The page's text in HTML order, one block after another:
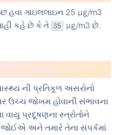
હવા ગાઇલલાઇન 25 µg/m3
કહે છે કે તે 35
µg/m3 છે.
ની પ્રતિકૂળ અસરોનો
ઉચ્ચ જોખમ હોવાની સંભાવના
વાયુ પ્રદૂષણના સ્ત્રોતોને
અને તમારે તેના સંપર્કમાં